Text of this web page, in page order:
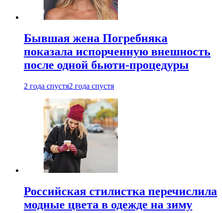
Бывшая жена Погребняка
показала испорченную внешность
после одной бьюти-процедуры
2 года спустя2 года спустя
Российская стилистка перечислила
модные цвета в одежде на зиму